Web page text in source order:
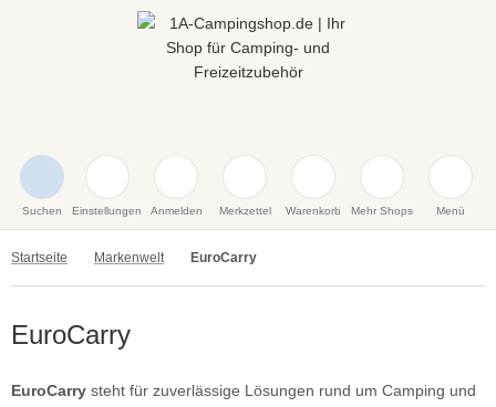
Suchen Einstellungen Anmelden Merkzettel Warenkorb Mehr Shops Menü
Startseite Markenwelt EuroCarry
EuroCarry
EuroCarry steht für zuverlässige Lösungen rund um Camping und